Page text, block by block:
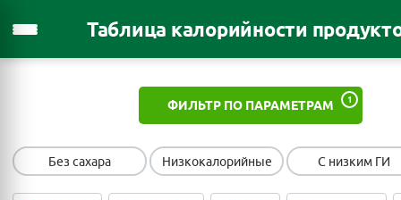
Таблица калорийности
1
ФИЛЬТР ПО ПАРАМЕТРАМ
Без сахара Низкокалорийные С низким ГИ